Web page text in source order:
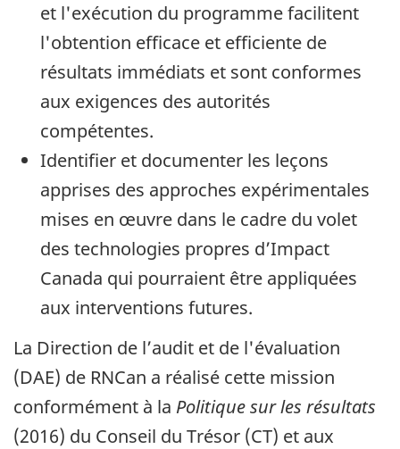
et l'exécution du programme facilitent
l'obtention efficace et efficiente de
résultats immédiats et sont conformes
aux exigences des autorités
compétentes.
Identifier et documenter les leçons
apprises des approches expérimentales
mises en œuvre dans le cadre du volet
des technologies propres d’Impact
Canada qui pourraient être appliquées
aux interventions futures.
La Direction de l’audit et de l'évaluation
(DAE) de RNCan a réalisé cette mission
conformément à la Politique sur les résultats
(2016) du Conseil du Trésor (CT) et aux